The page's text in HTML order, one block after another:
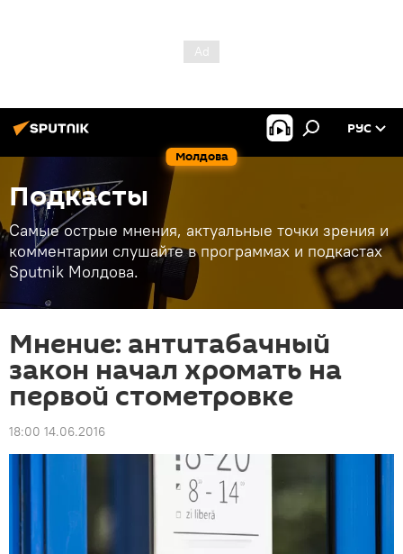
Молдова
РУС
Подкасты
Самые острые мнения, актуальные точки зрения и
комментарии слушайте в программах и подкастах
Sputnik Молдова.
Мнение: антитабачный
закон начал хромать на
первой стометровке
18:00 14.06.2016